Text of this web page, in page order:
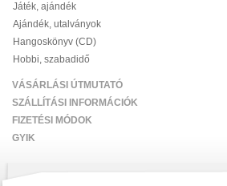
Játék, ajándék
Ajándék, utalványok
Hangoskönyv (CD)
Hobbi, szabadidő
VÁSÁRLÁSI ÚTMUTATÓ
SZÁLLÍTÁSI INFORMÁCIÓK
FIZETÉSI MÓDOK
GYIK